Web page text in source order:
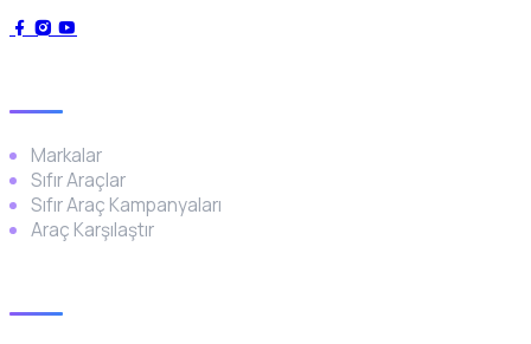
Markalar
Sıfır Araçlar
Sıfır Araç Kampanyaları
Araç Karşılaştır